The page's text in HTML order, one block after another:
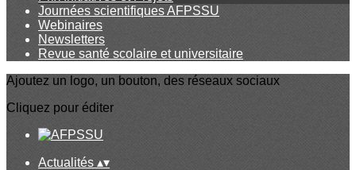
Journées scientifiques AFPSSU
Webinaires
Newsletters
Revue santé scolaire et universitaire
Ajoutez un logo, un bouton, des réseaux sociaux
Cliquez pour éditer
Actualités ▴▾